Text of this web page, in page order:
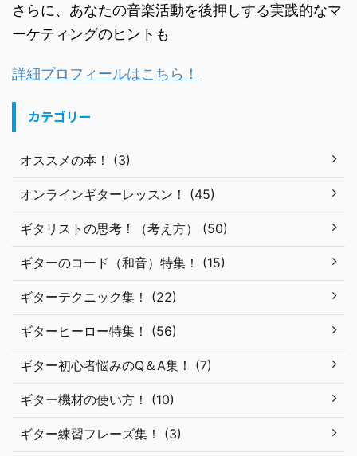
さらに、あなたの音楽活動を後押しする実践的なマ
ーケティングのヒントも
詳細プロフィールはこちら！
カテゴリー
オススメの本！ (3)
オンラインギターレッスン！ (45)
ギタリストの思考！（考え方） (50)
ギターのコード（和音）特集！ (15)
ギターテクニック集！ (22)
ギターヒーロー特集！ (56)
ギター初心者悩みのQ＆A集！ (7)
ギター機材の使い方！ (10)
ギター練習フレーズ集！ (3)